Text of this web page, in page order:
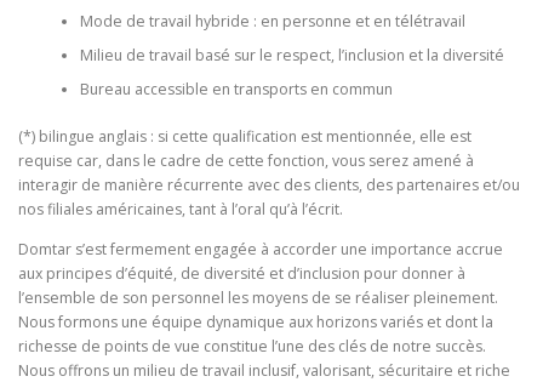
Mode de travail hybride : en personne et en télétravail
Milieu de travail basé sur le respect, l’inclusion et la diversité
Bureau accessible en transports en commun
(*) bilingue anglais : si cette qualification est mentionnée, elle est
requise car, dans le cadre de cette fonction, vous serez amené à
interagir de manière récurrente avec des clients, des partenaires et/ou
nos filiales américaines, tant à l’oral qu’à l’écrit.
Domtar s’est fermement engagée à accorder une importance accrue
aux principes d’équité, de diversité et d’inclusion pour donner à
l’ensemble de son personnel les moyens de se réaliser pleinement.
Nous formons une équipe dynamique aux horizons variés et dont la
richesse de points de vue constitue l’une des clés de notre succès.
Nous offrons un milieu de travail inclusif, valorisant, sécuritaire et riche